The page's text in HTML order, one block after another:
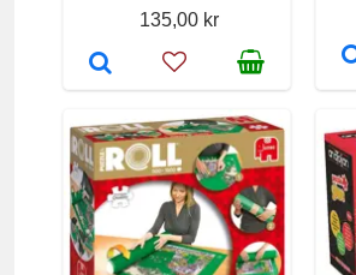
135,00 kr